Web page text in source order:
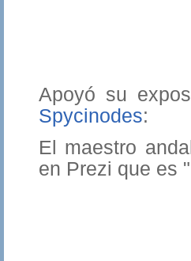
Apoyó su
Spycinodes:
El maestro
en Prezi que es